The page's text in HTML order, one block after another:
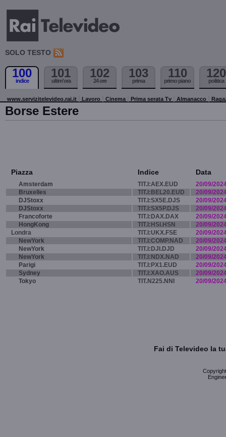
SOLO TESTO
100
indice
101
ultim'ora
102
24 ore
103
prima
110
primo piano
120
politica
www.servizitelevideo.rai.it Lavoro Cinema Prima serata Tv Almanacco
Borse Estere
Piazza Indice Data
Amsterdam TIT.I:AEX.EUD
20/09/
Bruxelles
TIT.I:BEL20.EUD
20/09/
DJStoxx
TIT.I:SX5E.DJS
20/09/
DJStoxx
TIT.I:SX5P.DJS
20/09/
Francoforte
TIT.I:DAX.DAX
20/09/
HongKong
TIT.I:HSI.HSN
20/09/
Londra
TIT.I:UKX.FSE
20/09/
NewYork
TIT.I:COMP.NAD
20/09/
NewYork
TIT.I:DJI.DJD
20/09/
NewYork
TIT.I:NDX.NAD
20/09/
Parigi
TIT.I:PX1.EUD
20/09/
Sydney
TIT.I:XAO.AUS
20/09/
Tokyo
TIT.N225.NNI 20/09/
Fai di Televideo la